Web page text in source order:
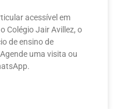
acessível em
Colégio Jair Avillez, o
de ensino de
uma visita ou